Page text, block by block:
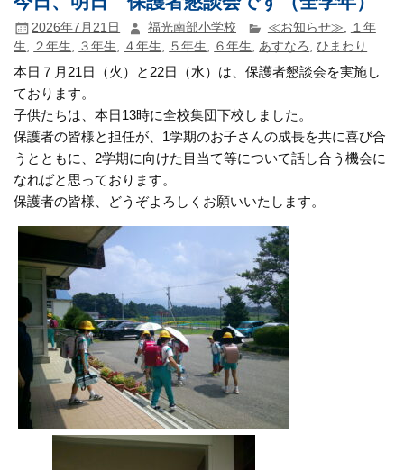
2026年7月21日 福光南部小学校 ≪お知らせ≫, １年
生
２年生 ３年生 ４年生 ５年生 ６年生 あすなろ ,ひまわり
本日７月21日（火）と22日（水）は、保護者懇談会を実施し
ております。
子供たちは、本日13時に全校集団下校しました。
保護者の皆様と担任が、1学期のお子さんの成長を共に喜び合
うとともに、2学期に向けた目当て等について話し合う機会に
なればと思っております。
保護者の皆様、どうぞよろしくお願いいたします。